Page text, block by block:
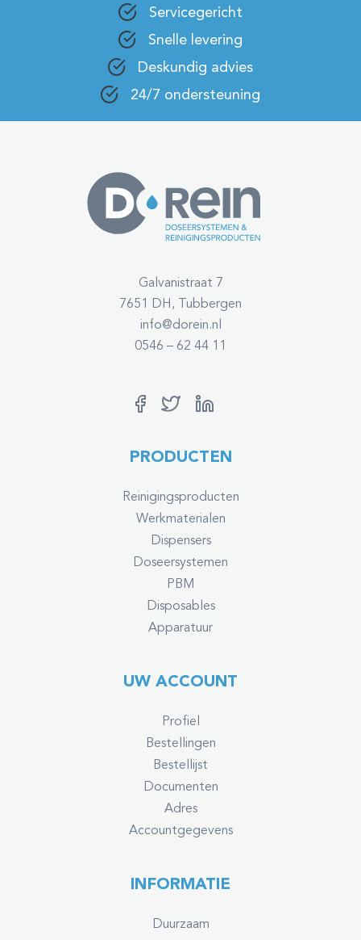
Servicegericht
Snelle levering
Deskundig advies
24/7 ondersteuning
Galvanistraat 7
7651 DH, Tubbergen
info@dorein.nl
0546 – 62 44 11
PRODUCTEN
Reinigingsproducten
Werkmaterialen
Dispensers
Doseersystemen
PBM
Disposables
Apparatuur
UW ACCOUNT
Profiel
Bestellingen
Bestellijst
Documenten
Adres
Accountgegevens
INFORMATIE
Duurzaam